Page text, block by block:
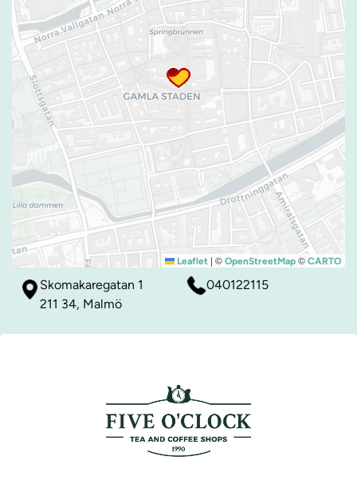
Leaflet | © OpenStreetMap © CARTO
Skomakaregatan 1
211 34, Malmö
040122115